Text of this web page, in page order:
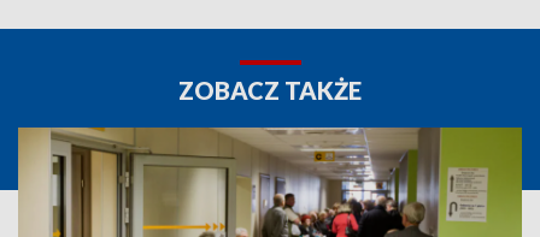
ZOBACZ TAKŻE